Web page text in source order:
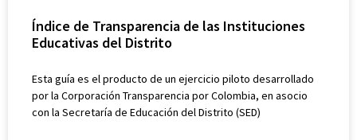
Índice de Transparencia de las Instituciones
Educativas del Distrito
Esta guía es el producto de un ejercicio piloto desarrollado
por la Corporación Transparencia por Colombia, en asocio
con la Secretaría de Educación del Distrito (SED)